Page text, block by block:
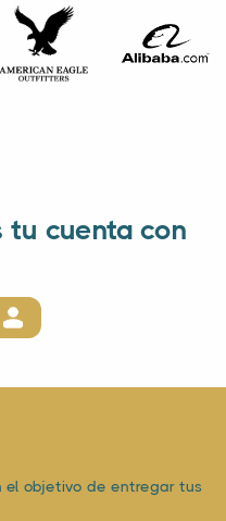
tu cuenta con
el objetivo de entregar tus